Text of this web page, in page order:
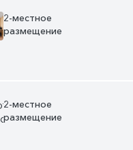
2-местное
размещение
2-местное
размещение